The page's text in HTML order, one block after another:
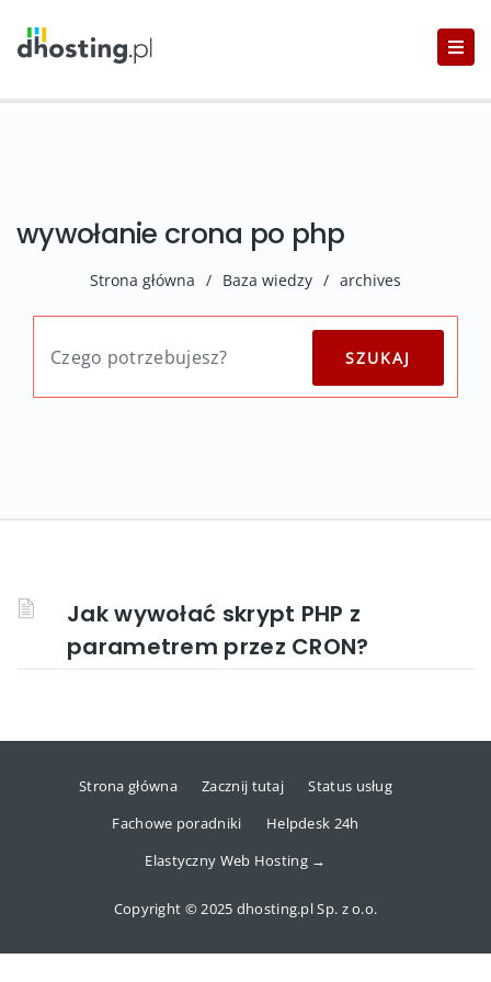
wywołanie crona po php
Strona główna / Baza wiedzy / archives
Jak wywołać skrypt PHP z
parametrem przez CRON?
Strona główna Zacznij tutaj
Status usług
Fachowe poradniki
Helpdesk 24h
Elastyczny Web Hosting →
Copyright © 2025 dhosting.pl Sp. z o.o.